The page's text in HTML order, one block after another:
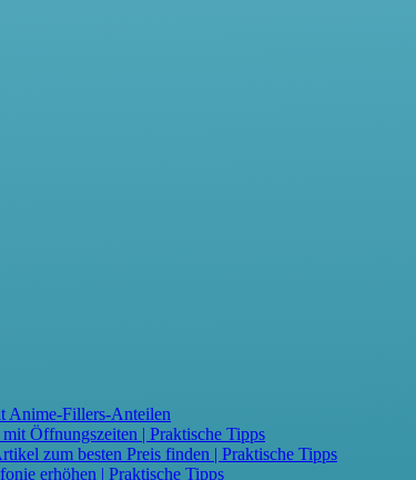
Anime-Fillers-Anteilen
Öffnungszeiten | Praktische Tipps
zum besten Preis finden | Praktische Tipps
erhöhen | Praktische Tipps